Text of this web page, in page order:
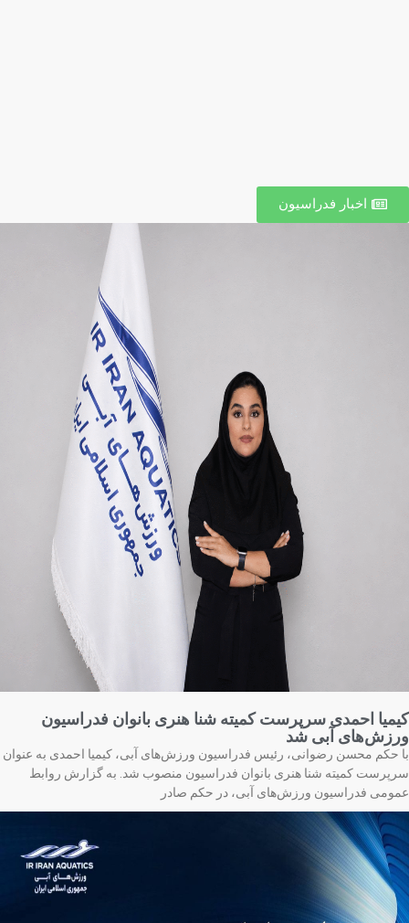
اخبار فدراسیون
احمدی سرپرست کمیته شنا هنری بانوان فدراسیون
آبی شد
حکم محسن رضوانی، رئیس فدراسیون ورزش‌های آبی، کیمیا احمدی به عنوان
کمیته شنا هنری بانوان فدراسیون منصوب شد. به گزارش روابط
فدراسیون ورزش‌های آبی، در حکم صادر